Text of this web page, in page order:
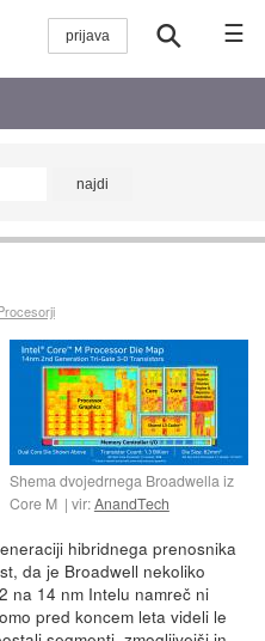
☰
Shema dvojedrnega Broadwella iz
Core M
vir:AnandTech
hibridnega prenosnika
da je Broadwell nekoliko
na 14 nm Intelu namreč ni
pred koncem leta videli le